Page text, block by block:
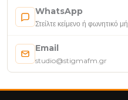
WhatsApp
Στείλτε κείμενο ή φωνητικό
Email
studio@stigmafm.gr